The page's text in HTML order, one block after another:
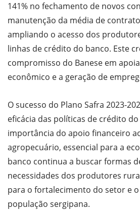
141% no fechamento de novos
manutenção da média de
ampliando o acesso dos
linhas de crédito do banco. Este
compromisso do Banese em
econômico e a geração de
O sucesso do Plano Safra 2023-
eficácia das políticas de crédito do
importância do apoio financeiro
agropecuário, essencial para a
banco continua a buscar formas
necessidades dos produtores
para o fortalecimento do setor e
população sergipana.